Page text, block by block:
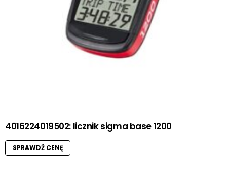
4016224019502: licznik sigma base 1200
SPRAWDŹ CENĘ